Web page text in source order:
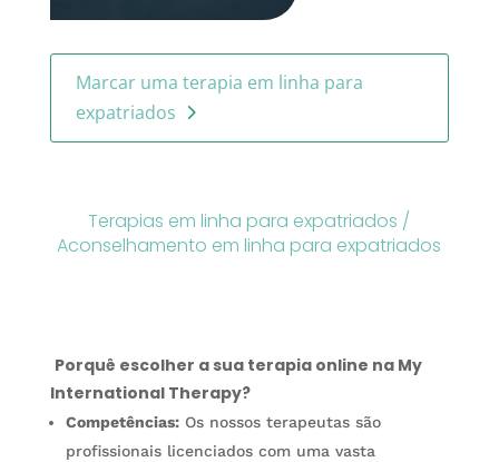
Marcar uma terapia em linha para
expatriados
Terapias em linha para expatriados /
Aconselhamento em linha para expatriados
Porquê escolher a sua terapia online na My
International Therapy?
Competências:Os nossos terapeutas são
profissionais licenciados com uma vasta